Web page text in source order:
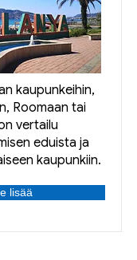
kaupunkeihin,
Roomaan tai
vertailu
eduista ja
kaupunkiin.
lisää